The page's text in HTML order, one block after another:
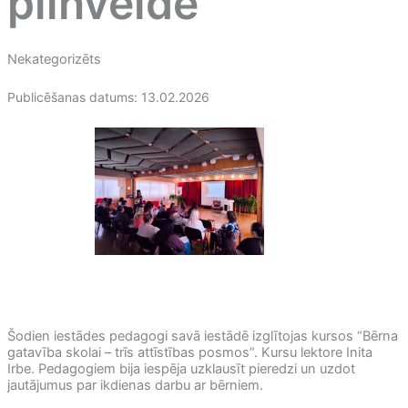
Nekategorizēts
Publicēšanas datums: 13.02.2026
Šodien iestādes pedagogi savā iestādē izglītojas kursos “Bērna
gatavība skolai – trīs attīstības posmos”. Kursu lektore Inita
Irbe. Pedagogiem bija iespēja uzklausīt pieredzi un uzdot
jautājumus par ikdienas darbu ar bērniem.